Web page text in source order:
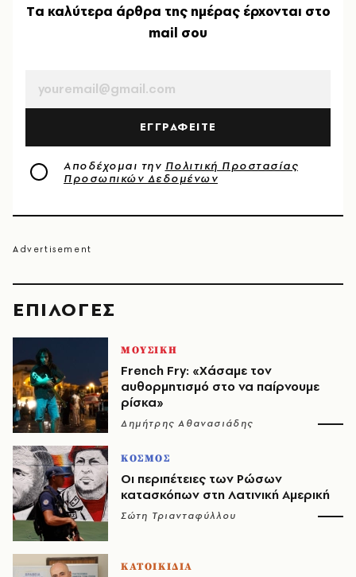
EΠΙΛΟΓΈΣ
ΜΟΥΣΙΚΗ
French Fry: «Χάσαμε τον
αυθορμητισμό στο να παίρνουμε
ρίσκα»
Δημήτρης Αθανασιάδης
ΚΟΣΜΟΣ
Οι περιπέτειες των Ρώσων
κατασκόπων στη Λατινική Αμερική
Σώτη Τριανταφύλλου
ΚΑΤΟΙΚΙΔΙΑ
Tα καλύτερα άρθρα της ημέρας έρχονται στο
mail σου
ΕΓΓΡΑΦΕΙΤΕ
Αποδέχομαι την Πολιτική Προστασίας
Προσωπικών Δεδομένων